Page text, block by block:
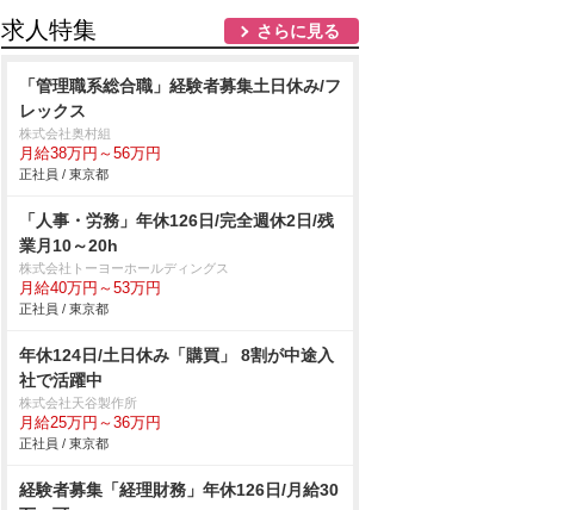
求人特集 さらに見る
「管理職系総合職」経験者募集土日休み/フ
レックス
株式会社奥村組
月給38万円～56万円
正社員 / 東京都
「人事・労務」年休126日/完全週休2日/残
業月10～20h
株式会社トーヨーホールディングス
月給40万円～53万円
正社員 / 東京都
年休124日/土日休み「購買」 8割が中途入
社で活躍中
株式会社天谷製作所
月給25万円～36万円
正社員 / 東京都
経験者募集「経理財務」年休126日/月給30